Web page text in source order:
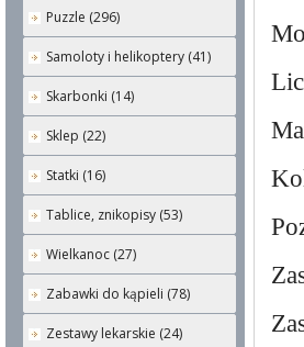
Puzzle (296)
Samoloty i helikoptery (41)
Skarbonki (14)
Sklep (22)
Statki (16)
Tablice, znikopisy (53)
Wielkanoc (27)
Zabawki do kąpieli (78)
Zestawy lekarskie (24)